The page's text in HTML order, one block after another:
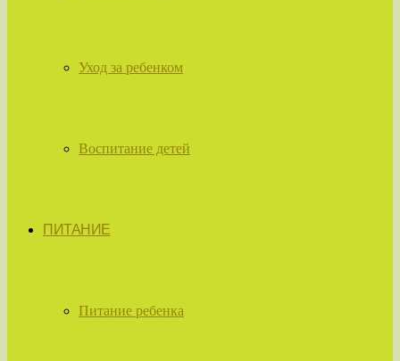
Уход за ребенком
Воспитание детей
ПИТАНИЕ
Питание ребенка